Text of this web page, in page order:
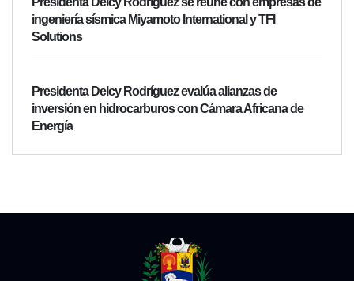
ingeniería sísmica Miyamoto International y TFI
Solutions
Presidenta Delcy Rodríguez evalúa alianzas de
inversión en hidrocarburos con Cámara Africana de
Energía